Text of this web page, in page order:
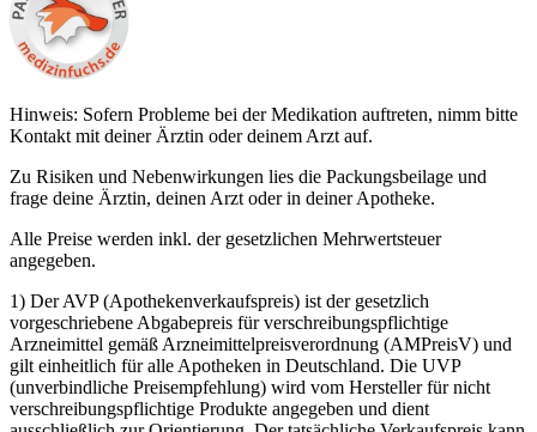
Hinweis: Sofern Probleme bei der Medikation auftreten, nimm bitte
Kontakt mit deiner Ärztin oder deinem Arzt auf.
Zu Risiken und Nebenwirkungen lies die Packungsbeilage und
frage deine Ärztin, deinen Arzt oder in deiner Apotheke.
Alle Preise werden inkl. der gesetzlichen Mehrwertsteuer
angegeben.
1) Der AVP (Apothekenverkaufspreis) ist der gesetzlich
vorgeschriebene Abgabepreis für verschreibungspflichtige
Arzneimittel gemäß Arzneimittelpreisverordnung (AMPreisV) und
gilt einheitlich für alle Apotheken in Deutschland. Die UVP
(unverbindliche Preisempfehlung) wird vom Hersteller für nicht
verschreibungspflichtige Produkte angegeben und dient